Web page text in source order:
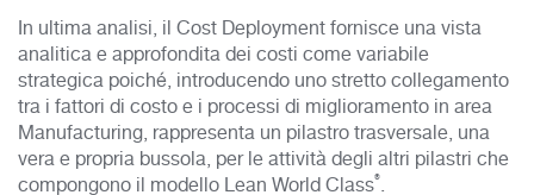
In ultima analisi, il Cost Deployment fornisce una vista
analitica e approfondita dei costi come variabile
strategica poiché, introducendo uno stretto collegamento
tra i fattori di costo e i processi di miglioramento in area
Manufacturing, rappresenta un pilastro trasversale, una
vera e propria bussola, per le attività degli altri pilastri che
compongono il modello Lean World Class®.